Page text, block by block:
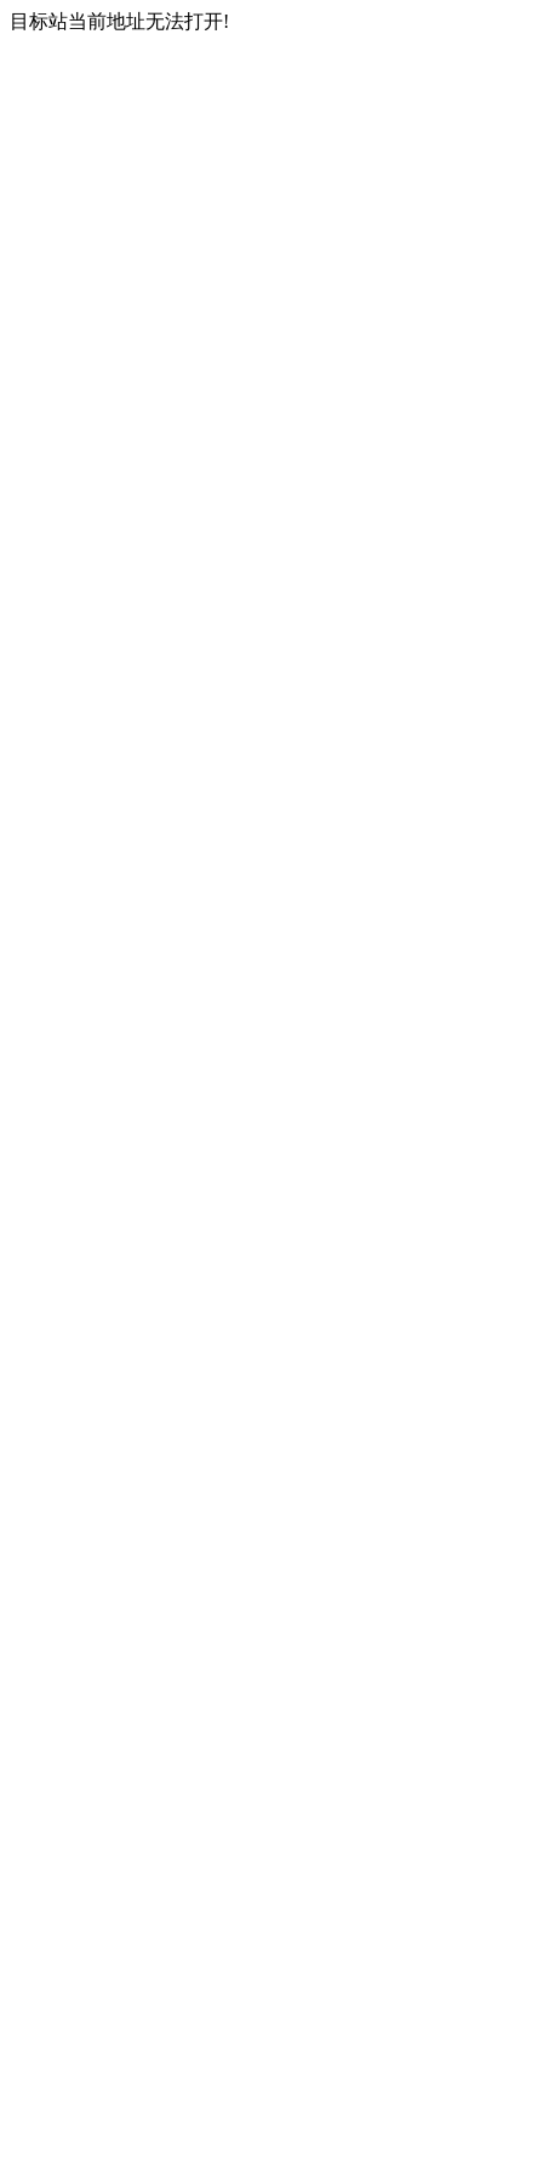
目标站当前地址无法打开!